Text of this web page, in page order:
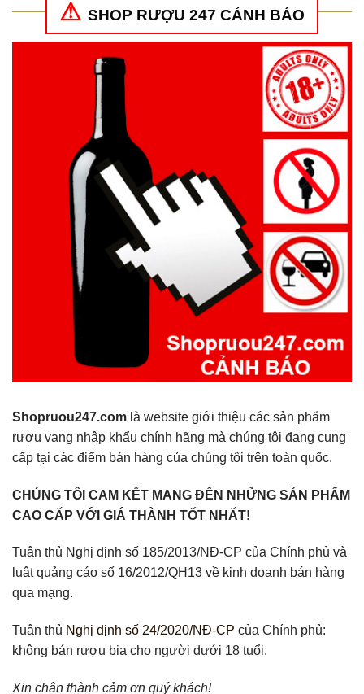
SHOP RƯỢU 247 CẢNH BÁO
Shopruou247.com là website giới thiệu các sản phẩm
rượu vang nhập khẩu chính hãng mà chúng tôi đang cung
cấp tại các điểm bán hàng của chúng tôi trên toàn quốc.
CHÚNG TÔI CAM KẾT MANG ĐẾN NHỮNG SẢN PHẨM
CAO CẤP VỚI GIÁ THÀNH TỐT NHẤT!
Tuân thủ Nghị định số 185/2013/NĐ-CP của Chính phủ và
luật quảng cáo số 16/2012/QH13 về kinh doanh bán hàng
qua mạng.
Tuân thủ Nghị định số 24/2020/NĐ-CP của Chính phủ:
không bán rượu bia cho người dưới 18 tuổi.
Xin chân thành cảm ơn quý khách!